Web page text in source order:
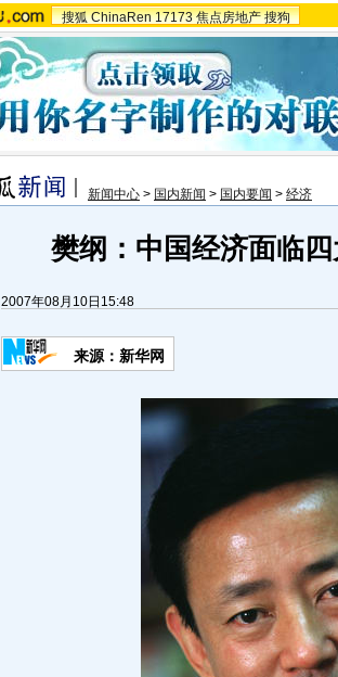
搜狐 ChinaRen 17173 焦点房地产 搜狗
新闻中心 > 国内新闻 > 国内要闻 > 经济
樊纲：中国经济面临
2007年08月10日15:48
来源：新华网